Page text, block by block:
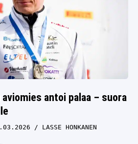
antoi palaa – suora
LASSE HONKANEN